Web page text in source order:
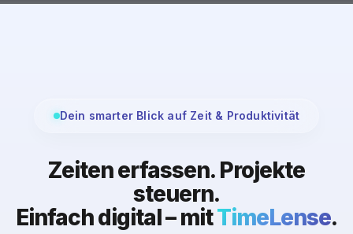
Dein smarter Blick auf Zeit & Produktivität
Zeiten erfassen. Projekte
steuern.
Einfach digital – mitTimeLense.